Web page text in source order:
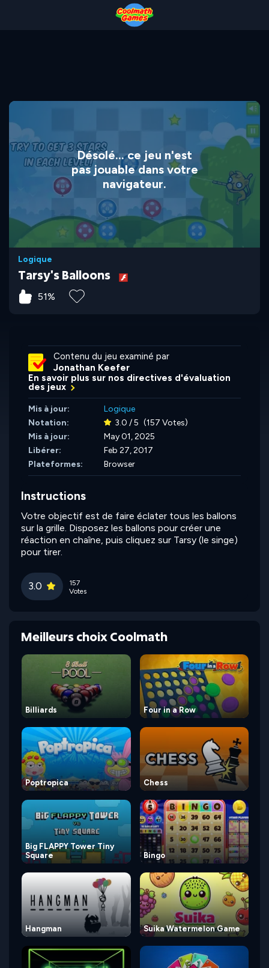
Désolé... ce jeu n'est
pas jouable dans votre
navigateur.
Logique
Tarsy's Balloons
51%
Contenu du jeu examiné par
Jonathan Keefer
En savoir plus sur nos directives d'évaluation
des jeux
Mis à jour:
Logique
Notation:
3.0 / 5 (157 Votes)
Mis à jour:
May 01, 2025
Libérer:
Feb 27, 2017
Plateformes:
Browser
Instructions
Votre objectif est de faire éclater tous les ballons
sur la grille. Disposez les ballons pour créer une
réaction en chaîne, puis cliquez sur Tarsy (le singe)
pour tirer.
3.0
157
Votes
Meilleurs choix Coolmath
Billiards Four in a Row
Poptropica Chess
Big FLAPPY Tower Tiny
Square
Bingo
Hangman Suika Watermelon Game